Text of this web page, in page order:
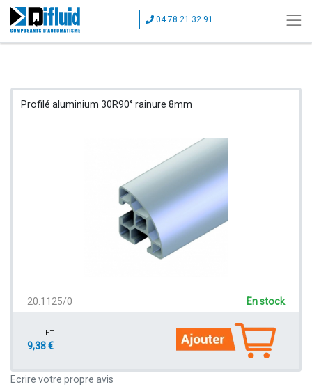
04 78 21 32 91
Profilé aluminium 30R90° rainure 8mm
20.1125/0 En stock
HT
9,38 €
Ecrire votre propre avis